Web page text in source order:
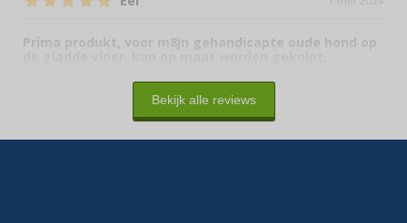
Prima produkt, voor m8jn gehandicapte oude hond op
Bekijk alle reviews